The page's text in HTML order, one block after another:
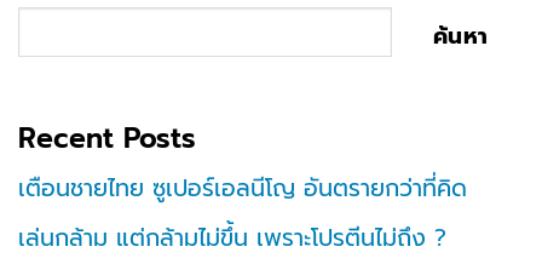
ค้นหา
Recent Posts
เตือนชายไทย ซูเปอร์เอลนีโญ อันตรายกว่าที่คิด
เล่นกล้าม แต่กล้ามไม่ขึ้น เพราะโปรตีนไม่ถึง ?